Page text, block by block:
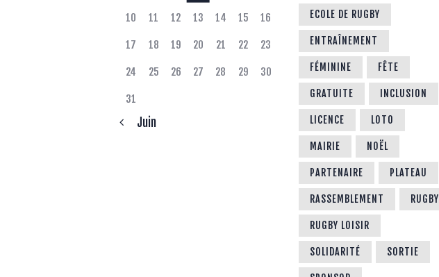
10 11 12 13 14 15 16
17 18 19 20 21 22 23
24 25 26 27 28 29 30
31
« Juin
ECOLE DE RUGBY
ENTRAÎNEMENT
FÉMININE FÊTE
GRATUITE INCLUSION
LICENCE LOTO
MAIRIE NOËL
PARTENAIRE PLATEAU
RASSEMBLEMENT RUGBY
RUGBY LOISIR
SOLIDARITÉ SORTIE